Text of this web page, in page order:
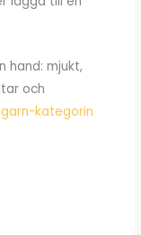
hand: mjukt,
och
kategorin